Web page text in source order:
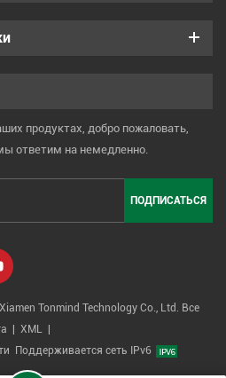
продуктах, добро пожаловать,
ответим на немедленно.
Tonmind Technology Co., Ltd. Все
XML
Поддерживается сеть IPv6